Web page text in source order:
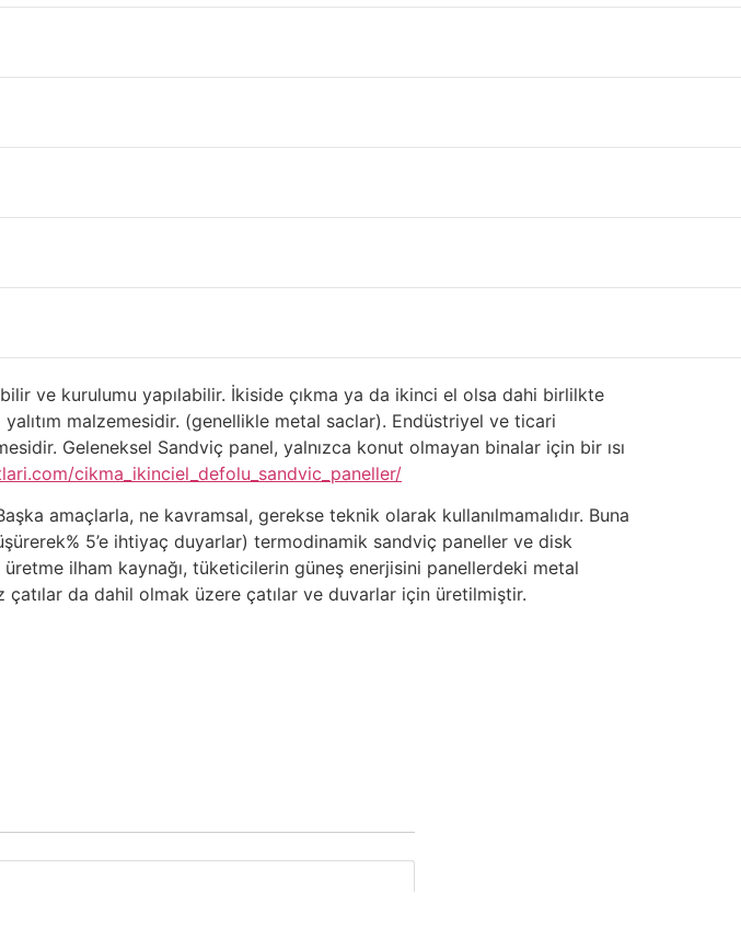
Fiyatları Nedir ? Tekrardan
makasları için stok ve durum bilgisi isteyiniz. Stoklar her zaman değiştiği
Panel, Çıkma ve 2. El Sandviç Panel
ve kurulumu yapılabilir. İkiside çıkma ya da ikinci el olsa dahi birlilkte
malzemesidir. (genellikle metal saclar). Endüstriyel ve ticari
Geleneksel Sandviç panel, yalnızca konut olmayan binalar için bir ısı
cikma_ikinciel_defolu_sandvic_paneller/
amaçlarla, ne kavramsal, gerekse teknik olarak kullanılmamalıdır. Buna
5’e ihtiyaç duyarlar) termodinamik sandviç paneller ve disk
ilham kaynağı, tüketicilerin güneş enerjisini panellerdeki metal
da dahil olmak üzere çatılar ve duvarlar için üretilmiştir.